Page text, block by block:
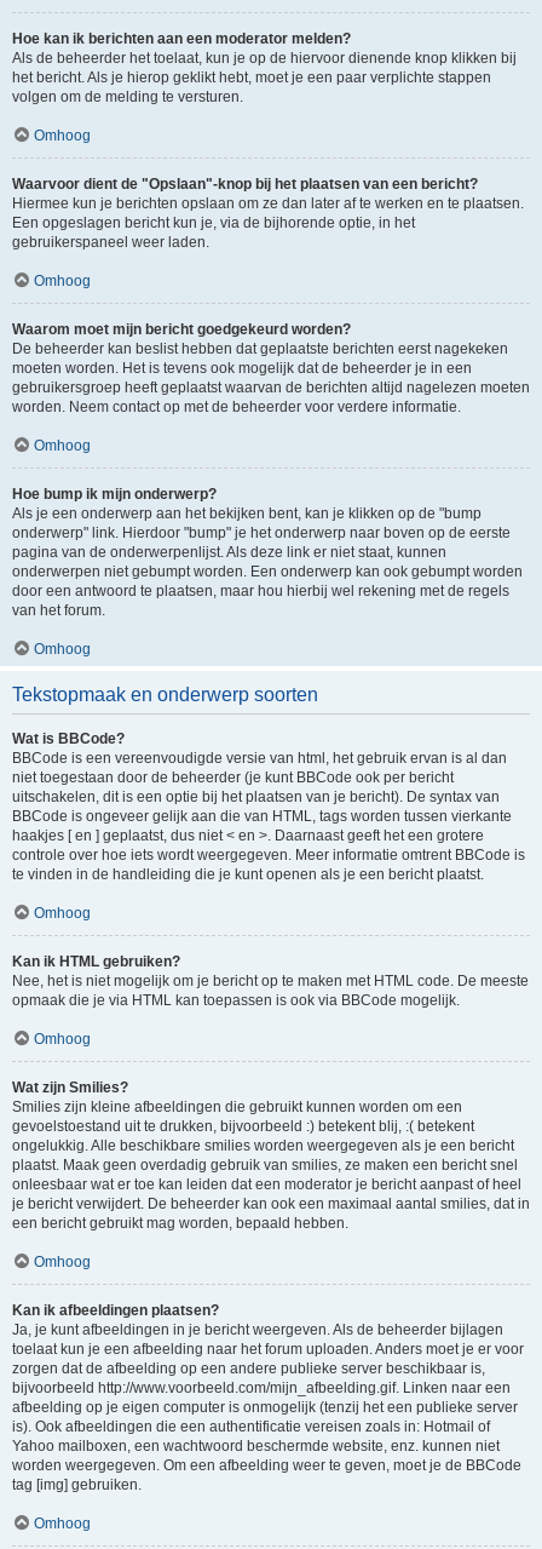
Hoe kan ik berichten aan een moderator melden?
Als de beheerder het toelaat, kun je op de hiervoor dienende knop klikken bij
het bericht. Als je hierop geklikt hebt, moet je een paar verplichte stappen
volgen om de melding te versturen.
Omhoog
Waarvoor dient de "Opslaan"-knop bij het plaatsen van een bericht?
Hiermee kun je berichten opslaan om ze dan later af te werken en te plaatsen.
Een opgeslagen bericht kun je, via de bijhorende optie, in het
gebruikerspaneel weer laden.
Omhoog
Waarom moet mijn bericht goedgekeurd worden?
De beheerder kan beslist hebben dat geplaatste berichten eerst nagekeken
moeten worden. Het is tevens ook mogelijk dat de beheerder je in een
gebruikersgroep heeft geplaatst waarvan de berichten altijd nagelezen moeten
worden. Neem contact op met de beheerder voor verdere informatie.
Omhoog
Hoe bump ik mijn onderwerp?
Als je een onderwerp aan het bekijken bent, kan je klikken op de "bump
onderwerp" link. Hierdoor "bump" je het onderwerp naar boven op de eerste
pagina van de onderwerpenlijst. Als deze link er niet staat, kunnen
onderwerpen niet gebumpt worden. Een onderwerp kan ook gebumpt worden
door een antwoord te plaatsen, maar hou hierbij wel rekening met de regels
van het forum.
Omhoog
Tekstopmaak en onderwerp soorten
Wat is BBCode?
BBCode is een vereenvoudigde versie van html, het gebruik ervan is al dan
niet toegestaan door de beheerder (je kunt BBCode ook per bericht
uitschakelen, dit is een optie bij het plaatsen van je bericht). De syntax van
BBCode is ongeveer gelijk aan die van HTML, tags worden tussen vierkante
haakjes [ en ] geplaatst, dus niet < en >. Daarnaast geeft het een grotere
controle over hoe iets wordt weergegeven. Meer informatie omtrent BBCode is
te vinden in de handleiding die je kunt openen als je een bericht plaatst.
Omhoog
Kan ik HTML gebruiken?
Nee, het is niet mogelijk om je bericht op te maken met HTML code. De meeste
opmaak die je via HTML kan toepassen is ook via BBCode mogelijk.
Omhoog
Wat zijn Smilies?
Smilies zijn kleine afbeeldingen die gebruikt kunnen worden om een
gevoelstoestand uit te drukken, bijvoorbeeld :) betekent blij, :( betekent
ongelukkig. Alle beschikbare smilies worden weergegeven als je een bericht
plaatst. Maak geen overdadig gebruik van smilies, ze maken een bericht snel
onleesbaar wat er toe kan leiden dat een moderator je bericht aanpast of heel
je bericht verwijdert. De beheerder kan ook een maximaal aantal smilies, dat in
een bericht gebruikt mag worden, bepaald hebben.
Omhoog
Kan ik afbeeldingen plaatsen?
Ja, je kunt afbeeldingen in je bericht weergeven. Als de beheerder bijlagen
toelaat kun je een afbeelding naar het forum uploaden. Anders moet je er voor
zorgen dat de afbeelding op een andere publieke server beschikbaar is,
bijvoorbeeld http://www.voorbeeld.com/mijn_afbeelding.gif. Linken naar een
afbeelding op je eigen computer is onmogelijk (tenzij het een publieke server
is). Ook afbeeldingen die een authentificatie vereisen zoals in: Hotmail of
Yahoo mailboxen, een wachtwoord beschermde website, enz. kunnen niet
worden weergegeven. Om een afbeelding weer te geven, moet je de BBCode
tag [img] gebruiken.
Omhoog